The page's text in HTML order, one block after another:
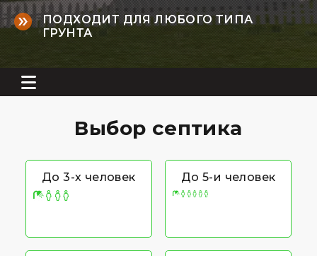
ПОДХОДИТ ДЛЯ ЛЮБОГО ТИПА
ГРУНТА
Выбор септика
До 3-х человек До 5-и человек